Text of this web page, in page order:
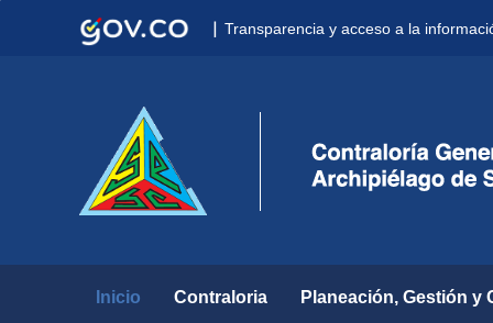
accesibilidad.
F11
| Transparencia y acceso a la
Inicio Contraloria Planeación, Gestión y